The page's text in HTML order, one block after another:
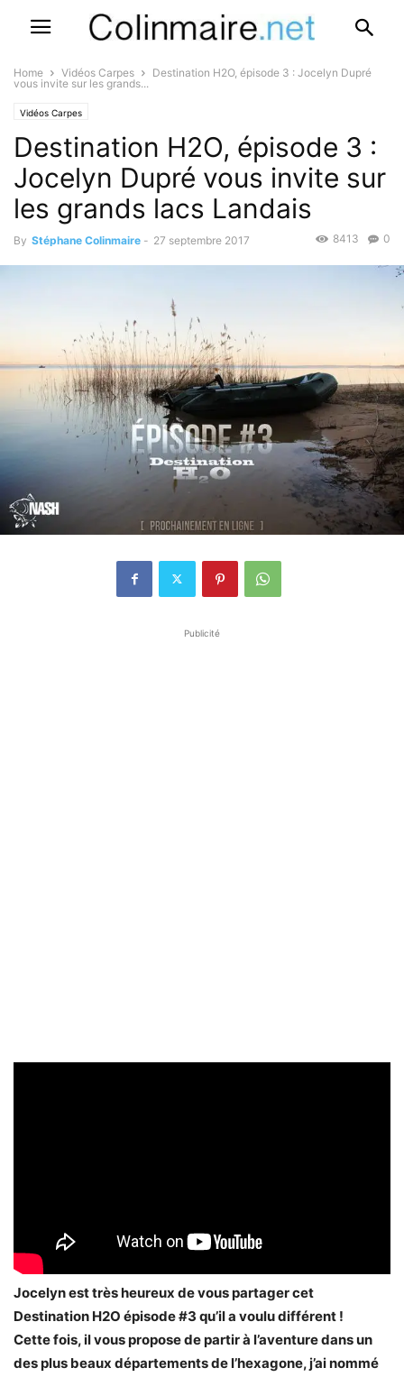
Home Vidéos Carpes
Destination H2O, épisode 3 : Jocelyn Dupré
vous invite sur les grands...
Vidéos Carpes
Destination H2O, épisode 3 :
Jocelyn Dupré vous invite sur
les grands lacs Landais
By Stéphane Colinmaire - 27 septembre 2017 0
8413
Publicité
Jocelyn est très heureux de vous partager cet
Destination H2O épisode #3 qu’il a voulu différent !
Cette fois, il vous propose de partir à l’aventure dans un
des plus beaux départements de l’hexagone, j’ai nommé